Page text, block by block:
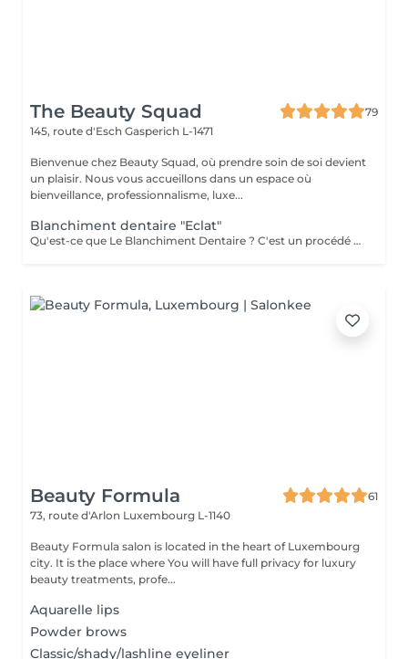
The Beauty Squad
79
145, route d'Esch Gasperich L-1471
Bienvenue chez Beauty Squad, où prendre soin de soi devient
un plaisir. Nous vous accueillons dans un espace où
bienveillance, professionnalisme, luxe...
Blanchiment dentaire "Eclat"
Qu'est-ce que Le Blanchiment Dentaire ? C'est un procédé qui utilise un gel blanchissant activé par une lumière avec une fréquence spécifique. Celui-ci agit sur l'émail et la dentine des dents sans affecter la structure de la dent. Le blanchiment dentaire est sûr, efficace et rapide. Pourquoi vos dents se colorent-elles ? Pour de nombreuses raisons. Les plus communes sont l'âge, la consommation de produits qui colorent les dents comme le café, le thé, les sodas, le tabac, etc. ou à cause d'un traumatisme. Pendant la période de croissance des dents, une prise régulière de tétracycline et d'autres antibiotiques peuvent également être à la base de ces décolorations. Est-ce sans danger ? La sécurité et l'efficacité du produit sont bien établies. Le produit est utilisé en toute sécurité depuis plusieurs années pour le traitement des gencives et des tissus mous. On évite l'utilisation chez les femmes enceintes ou qui allaitent. L'usage du tabac est contre-indiqué pendant le traitement de blanchiment. Certains patients éprouvent une augmentation temporaire de la sensibilité au froid pendant le traitement. Ces symptômes disparaissent entre 1 à 3 jours après la fin du traitement. Un blanchiment dentaire est-il efficace ? Oui. Le blanchiment dentaire permet d'enlever la plupart des tâches et des colorations causées par les aliments, le tabac, un traitement de canal ou le vieillissement naturel des dents. Une étude a démontré que l'utilisation de la lampe augmente l'efficacité du gel
Beauty Formula
61
73, route d'Arlon Luxembourg L-1140
Beauty Formula salon is located in the heart of Luxembourg
city. It is the place where You will have full privacy for luxury
beauty treatments, profe...
Aquarelle lips
Powder brows
Classic/shady/lashline eyeliner